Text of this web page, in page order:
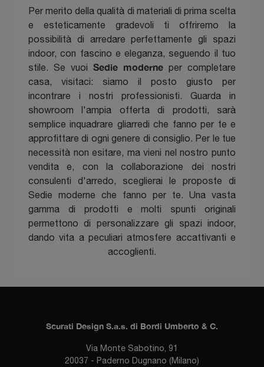
Per merito della qualità di materiali di prima scelta
e esteticamente gradevoli ti offriremo la
possibilità di arredare perfettamente gli spazi
indoor, con fascino e eleganza, seguendo il tuo
stile. Se vuoi Sedie moderne per completare
casa, visitaci: siamo il posto giusto per
incontrare i nostri professionisti. Guarda in
showroom l'ampia offerta di prodotti, sarà
semplice inquadrare gliarredi che fanno per te e
approfittare di ogni genere di consiglio. Per le tue
necessità non esitare, ma vieni nel nostro punto
vendita e, con la collaborazione dei nostri
consulenti d'arredo, sceglierai le proposte di
Sedie moderne che fanno per te. Una vasta
gamma di prodotti e molti spunti originali
permettono di personalizzare gli spazi indoor,
dando vita a peculiari atmosfere accattivanti e
accoglienti.
Scurati Design S.a.s. di Bordi Umberto & C.
Via Monte Sabotino, 91
20037 - Paderno Dugnano (Milano)